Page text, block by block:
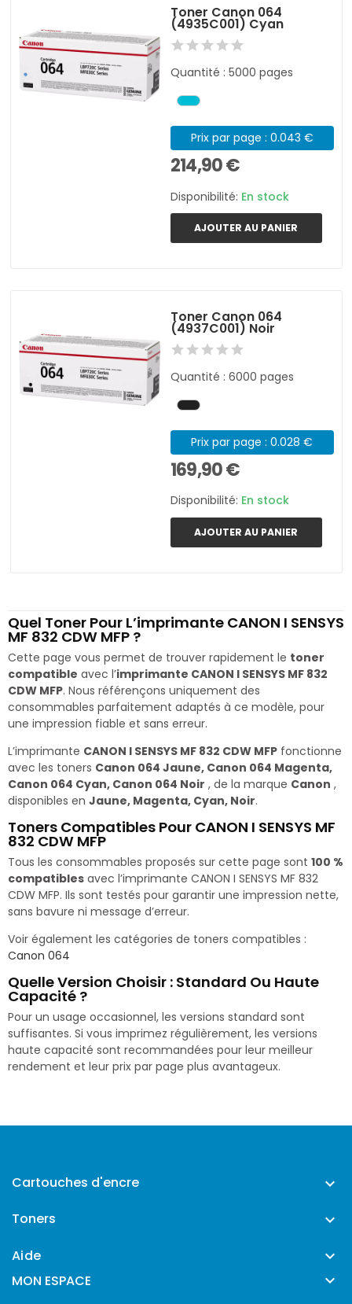
Toner Canon 064
(4935C001) Cyan
Quantité : 5000 pages
Prix par page : 0.043 €
214,90 €
Disponibilité: En stock
AJOUTER AU PANIER
Toner Canon 064
(4937C001) Noir
Quantité : 6000 pages
Prix par page : 0.028 €
169,90 €
Disponibilité: En stock
AJOUTER AU PANIER
Quel Toner Pour L’imprimante CANON I SENSYS
MF 832 CDW MFP ?
Cette page vous permet de trouver rapidement le toner
compatible avec l’imprimante CANON I SENSYS MF 832
CDW MFP. Nous référençons uniquement des
consommables parfaitement adaptés à ce modèle, pour
une impression fiable et sans erreur.
L’imprimante CANON I SENSYS MF 832 CDW MFP fonctionne
avec les toners Canon 064 Jaune, Canon 064 Magenta,
Canon 064 Cyan, Canon 064 Noir , de la marque Canon ,
disponibles en Jaune, Magenta, Cyan, Noir.
Toners Compatibles Pour CANON I SENSYS MF
832 CDW MFP
Tous les consommables proposés sur cette page sont 100 %
compatibles avec l’imprimante CANON I SENSYS MF 832
CDW MFP. Ils sont testés pour garantir une impression nette,
sans bavure ni message d’erreur.
Voir également les catégories de toners compatibles :
Canon 064
Quelle Version Choisir : Standard Ou Haute
Capacité ?
Pour un usage occasionnel, les versions standard sont
suffisantes. Si vous imprimez régulièrement, les versions
haute capacité sont recommandées pour leur meilleur
rendement et leur prix par page plus avantageux.
Cartouches d'encre 
Toners 
Aide 
MON ESPACE 